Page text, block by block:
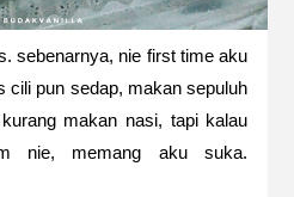
sebenarnya, nie first time aku
cili pun sedap, makan sepuluh
makan nasi, tapi kalau
nie, memang aku suka.